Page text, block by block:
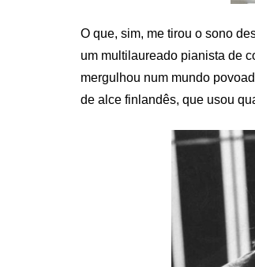
O que, sim, me tirou o sono
um multilaureado pianista de
mergulhou num mundo
de alce finlandês, que usou